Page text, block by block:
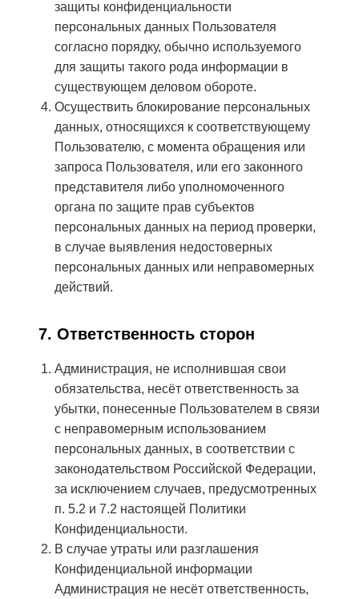
защиты конфиденциальности
персональных данных Пользователя
согласно порядку, обычно используемого
для защиты такого рода информации в
существующем деловом обороте.
Осуществить блокирование персональных
данных, относящихся к соответствующему
Пользователю, с момента обращения или
запроса Пользователя, или его законного
представителя либо уполномоченного
органа по защите прав субъектов
персональных данных на период проверки,
в случае выявления недостоверных
персональных данных или неправомерных
действий.
7. Ответственность сторон
Администрация, не исполнившая свои
обязательства, несёт ответственность за
убытки, понесенные Пользователем в связи
с неправомерным использованием
персональных данных, в соответствии с
законодательством Российской Федерации,
за исключением случаев, предусмотренных
п. 5.2 и 7.2 настоящей Политики
Конфиденциальности.
В случае утраты или разглашения
Конфиденциальной информации
Администрация не несёт ответственность,